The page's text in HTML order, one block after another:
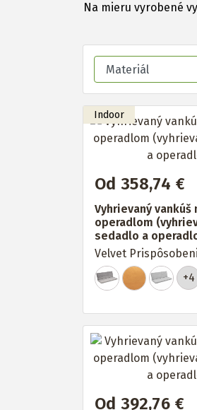
Na mieru vyrobené
Od 358,74 €
Vyhrievaný vankúš
operadlom
sedadlo a
Velvet
+4
Od 392,76 €